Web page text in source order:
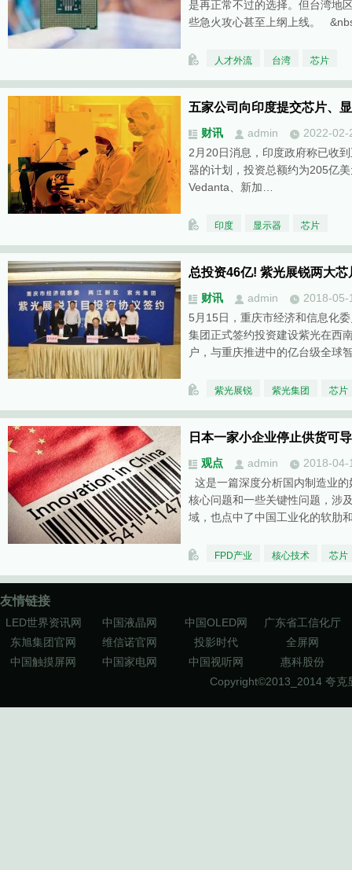
是再正常不过的选择。但台湾地
些急火攻心甚至上纲上线。
人才外流 台湾 芯片
五家公司向印度提交芯片、
财讯 admin
2022-02-
2月20日消息，印度政府称已收
器的计划，投资总额约为205亿
Vedanta、新加…
印度 显示器 芯片
总投资46亿! 紫光展锐两大
财讯 admin
2018-05-
5月15日，重庆市经济和信息化
集团正式签约投资建设紫光在西
户，与重庆推进中的亿台级全球
紫光展锐 紫光集团 芯片
日本一家小企业停止供货可
观点 admin
2018-04-
这是一篇深度分析国内制造业
核心问题和一些关键性问题，涉
域，也点中了中国工业化的软肋
FPD产业 核心技术 芯片
友情链接
LED世界资讯网 中国液晶网 中国OLED网
广东省工信化厅
东旭集团官网
维信诺官网 投影时代
全屏网
中国触摸屏网
中国家电网 中国视听网
惠科股份
Copyright©2013_2014 夸克